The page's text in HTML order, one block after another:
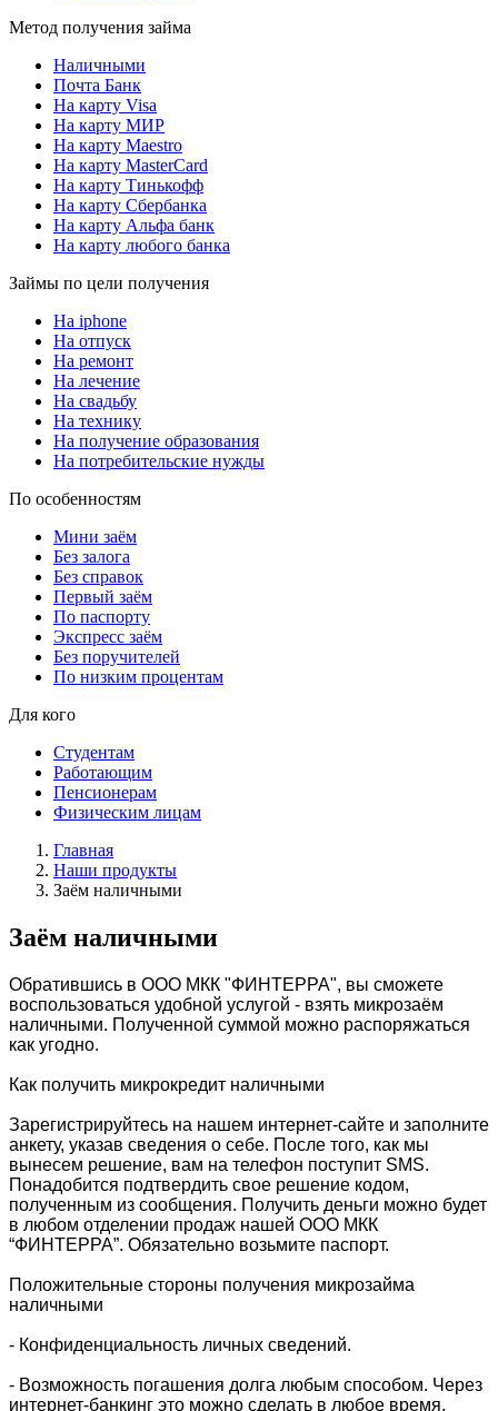
Метод получения займа
Наличными
Почта Банк
На карту Visa
На карту МИР
На карту Maestro
На карту MasterCard
На карту Тинькофф
На карту Сбербанка
На карту Альфа банк
На карту любого банка
Займы по цели получения
На iphone
На отпуск
На ремонт
На лечение
На свадьбу
На технику
На получение образования
На потребительские нужды
По особенностям
Мини заём
Без залога
Без справок
Первый заём
По паспорту
Экспресс заём
Без поручителей
По низким процентам
Для кого
Студентам
Работающим
Пенсионерам
Физическим лицам
Главная
Наши продукты
Заём наличными
Заём наличными
Обратившись в ООО МКК "ФИНТЕРРА", вы сможете
воспользоваться удобной услугой - взять микрозаём
наличными. Полученной суммой можно распоряжаться
как угодно.
Как получить микрокредит наличными
Зарегистрируйтесь на нашем интернет-сайте и заполните
анкету, указав сведения о себе. После того, как мы
вынесем решение, вам на телефон поступит SMS.
Понадобится подтвердить свое решение кодом,
полученным из сообщения. Получить деньги можно будет
в любом отделении продаж нашей ООО МКК
“ФИНТЕРРА”. Обязательно возьмите паспорт.
Положительные стороны получения микрозайма
наличными
- Конфиденциальность личных сведений.
- Возможность погашения долга любым способом. Через
интернет-банкинг это можно сделать в любое время.